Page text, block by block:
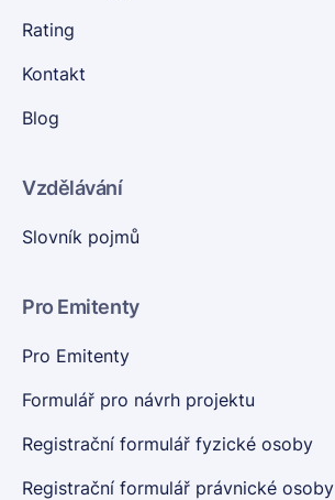
Rating
Kontakt
Blog
Vzdělávání
Slovník pojmů
Pro Emitenty
Pro Emitenty
Formulář pro návrh projektu
Registrační formulář fyzické osoby
Registrační formulář právnické osoby